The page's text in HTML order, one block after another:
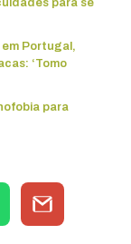
para se
Portugal,
‘Tomo
para